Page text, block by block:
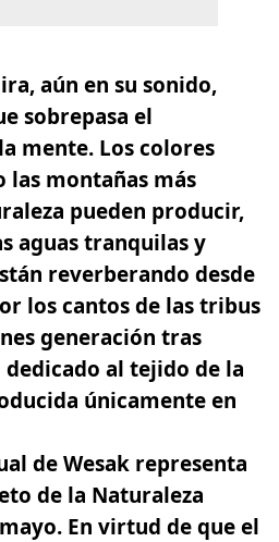
aún en su sonido,
sobrepasa el
mente. Los colores
las montañas más
pueden producir,
aguas tranquilas y
reverberando desde
los cantos de las tribus
generación tras
dedicado al tejido de la
únicamente en
deWesak representa
de la Naturaleza
En virtud de que el